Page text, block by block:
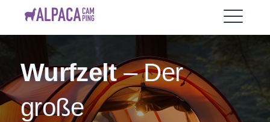
AlpacaCamping
Wurfzelt– Der
große